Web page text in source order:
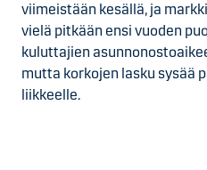
viimeistään kesällä, ja
vielä pitkään ensi vuoden
kuluttajien
mutta korkojen lasku sysää
liikkeelle.